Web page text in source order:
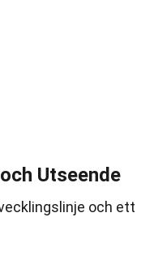
Utseende
och ett